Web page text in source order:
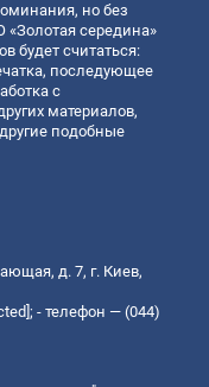
но без
середина»
будет считаться:
последующее
с
материалов,
подобные
д. 7, г. Киев,
; - телефон — (044)